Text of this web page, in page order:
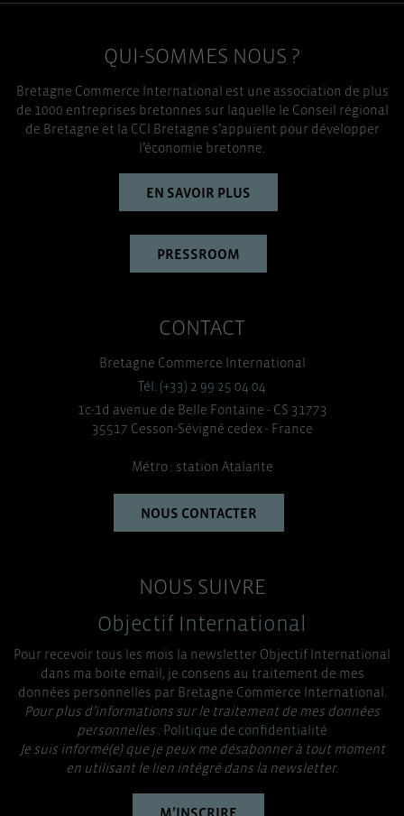
QUI-SOMMES NOUS ?
Bretagne Commerce International est une association de plus
de 1000 entreprises bretonnes sur laquelle le Conseil régional
de Bretagne et la CCI Bretagne s’appuient pour développer
l’économie bretonne.
EN SAVOIR PLUS
PRESSROOM
CONTACT
Bretagne Commerce International
Tél. (+33) 2 99 25 04 04
1c-1d avenue de Belle Fontaine - CS 31773
35517 Cesson-Sévigné cedex - France
Métro : station Atalante
NOUS CONTACTER
NOUS SUIVRE
Objectif International
Pour recevoir tous les mois la newsletter Objectif International
dans ma boite email, je consens au traitement de mes
données personnelles par Bretagne Commerce International.
Pour plus d’informations sur le traitement de mes données
personnelles :Politique de confidentialité
Je suis informé(e) que je peux me désabonner à tout moment
en utilisant le lien intégré dans la newsletter.
M’INSCRIRE